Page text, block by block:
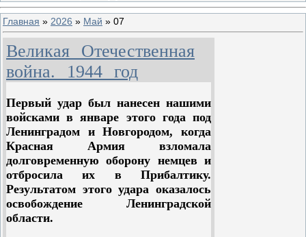
Главная » 2026 » Май » 07
Великая Отечественная
война. 1944 год
Первый удар был нанесен нашими
войсками в январе этого года под
Ленинградом и Новгородом, когда
Красная Армия взломала
долговременную оборону немцев и
отбросила их в Прибалтику.
Результатом этого удара оказалось
освобождение Ленинградской
области.